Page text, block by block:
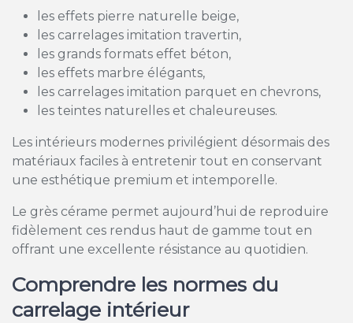
les effets pierre naturelle beige,
les carrelages imitation travertin,
les grands formats effet béton,
les effets marbre élégants,
les carrelages imitation parquet en chevrons,
les teintes naturelles et chaleureuses.
Les intérieurs modernes privilégient désormais des
matériaux faciles à entretenir tout en conservant
une esthétique premium et intemporelle.
Le grès cérame permet aujourd’hui de reproduire
fidèlement ces rendus haut de gamme tout en
offrant une excellente résistance au quotidien.
Comprendre les normes du
carrelage intérieur